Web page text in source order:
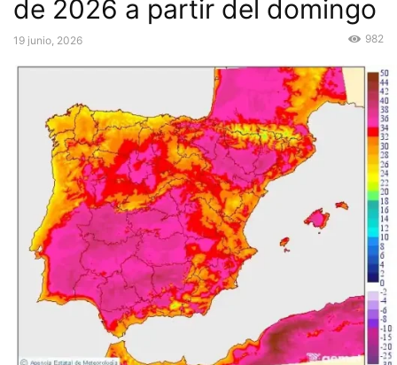
de 2026 a partir del domingo
19 junio, 2026 982